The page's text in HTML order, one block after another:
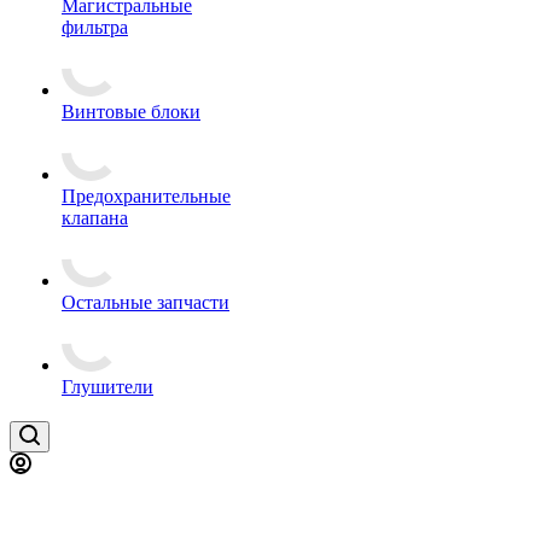
Магистральные
фильтра
Винтовые блоки
Предохранительные
клапана
Остальные запчасти
Глушители